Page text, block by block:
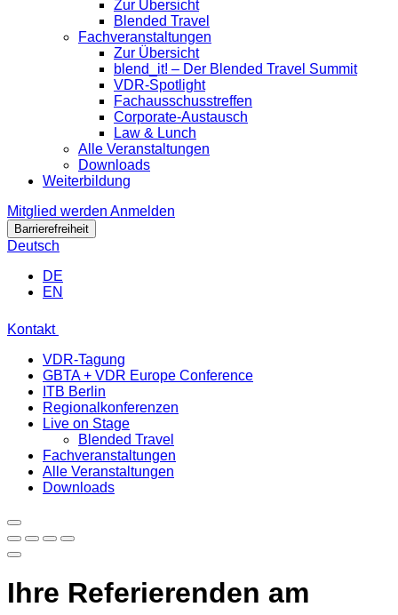
Zur Übersicht
Blended Travel
Fachveranstaltungen
Zur Übersicht
blend_it! – Der Blended Travel Summit
VDR-Spotlight
Fachausschusstreffen
Corporate-Austausch
Law & Lunch
Alle Veranstaltungen
Downloads
Weiterbildung
Mitglied werden Anmelden
Barrierefreiheit
Deutsch
DE
EN
Kontakt
VDR-Tagung
GBTA + VDR Europe Conference
ITB Berlin
Regionalkonferenzen
Live on Stage
Blended Travel
Fachveranstaltungen
Alle Veranstaltungen
Downloads
Ihre Referierenden am